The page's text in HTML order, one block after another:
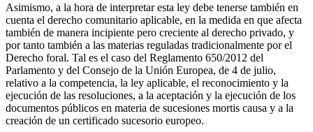
Asimismo, a la hora de interpretar esta ley debe tenerse también en
cuenta el derecho comunitario aplicable, en la medida en que afecta
también de manera incipiente pero creciente al derecho privado, y
por tanto también a las materias reguladas tradicionalmente por el
Derecho foral. Tal es el caso del Reglamento 650/2012 del
Parlamento y del Consejo de la Unión Europea, de 4 de julio,
relativo a la competencia, la ley aplicable, el reconocimiento y la
ejecución de las resoluciones, a la aceptación y la ejecución de los
documentos públicos en materia de sucesiones mortis causa y a la
creación de un certificado sucesorio europeo.